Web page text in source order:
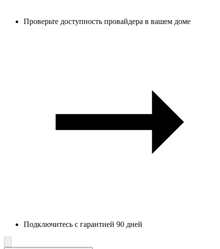
Проверьте доступность провайдера в вашем доме
Подключитесь с гарантией 90 дней